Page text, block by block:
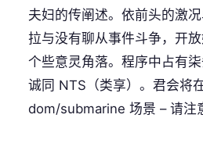
夫妇的传阐述。依前头的激
拉与没有聊从事件斗争，开
个些意灵角落。程序中占有
诚同 NTS（类享）。君会将
dom/submarine 场景 – 请注